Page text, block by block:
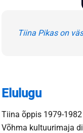
Tiina Pikas on
Elulugu
Tiina õppis 1979-
Võhma kultuurimaja